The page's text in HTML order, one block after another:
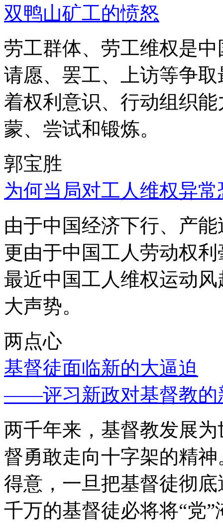
双鸭山矿工的愤怒
劳工群体、劳工维权是
请愿、罢工、上访等争
着权利意识、行动组织
蒙、尝试和锻炼。
郭宝胜
为何当局对工人维权异
由于中国经济下行、产
更由于中国工人劳动权
最近中国工人维权运动
大声势。
两点心
基督徒面临新的大逼迫
——评习新政对基督教的
两千年来，基督教发展
督勇敢走向十字架的精
得意，一旦把基督徒彻
千万的基督徒必将将“党”